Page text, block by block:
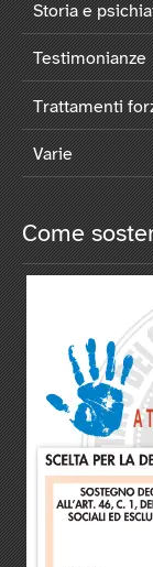
Storia e
Testimonianze
Trattamenti
Varie
Come